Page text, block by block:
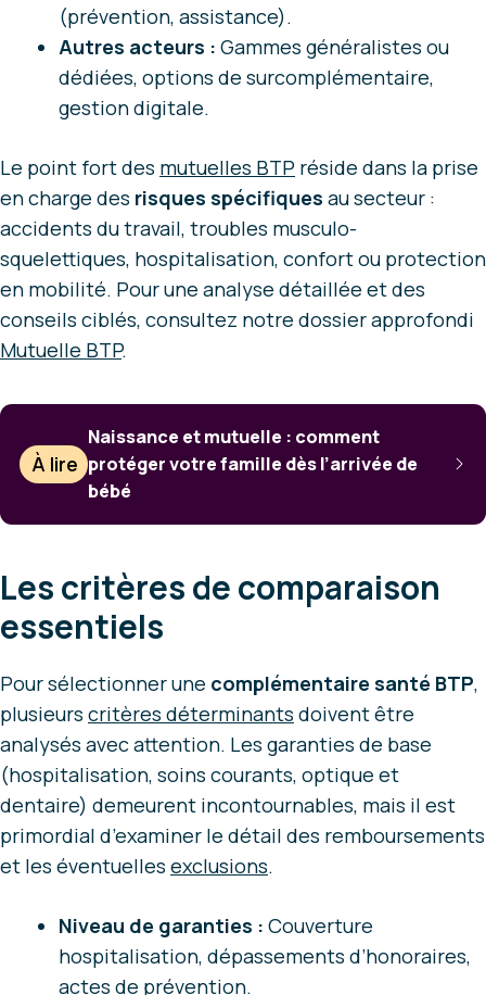
(prévention, assistance).
Autres acteurs : Gammes généralistes ou
dédiées, options de surcomplémentaire,
gestion digitale.
Le point fort des mutuelles BTP réside dans la prise
en charge des risques spécifiques au secteur :
accidents du travail, troubles musculo-
squelettiques, hospitalisation, confort ou protection
en mobilité. Pour une analyse détaillée et des
conseils ciblés, consultez notre dossier approfondi
Mutuelle BTP.
À lire
Naissance et mutuelle : comment
protéger votre famille dès l’arrivée de
bébé
Les critères de comparaison
essentiels
Pour sélectionner une complémentaire santé BTP,
plusieurs critères déterminants doivent être
analysés avec attention. Les garanties de base
(hospitalisation, soins courants, optique et
dentaire) demeurent incontournables, mais il est
primordial d’examiner le détail des remboursements
et les éventuelles exclusions.
Niveau de garanties : Couverture
hospitalisation, dépassements d’honoraires,
actes de prévention.